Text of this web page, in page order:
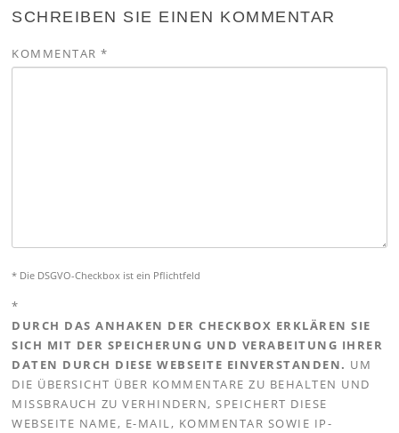
SCHREIBEN SIE EINEN KOMMENTAR
KOMMENTAR*
* Die DSGVO-Checkbox ist ein Pflichtfeld
*
DURCH DAS ANHAKEN DER CHECKBOX ERKLÄREN SIE
SICH MIT DER SPEICHERUNG UND VERABEITUNG IHRER
DATEN DURCH DIESE WEBSEITE EINVERSTANDEN. UM
DIE ÜBERSICHT ÜBER KOMMENTARE ZU BEHALTEN UND
MISSBRAUCH ZU VERHINDERN, SPEICHERT DIESE
WEBSEITE NAME, E-MAIL, KOMMENTAR SOWIE IP-